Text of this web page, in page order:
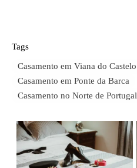
Tags
Casamento em Viana do Castelo
Casamento em Ponte da Barca
Casamento no Norte de Portugal